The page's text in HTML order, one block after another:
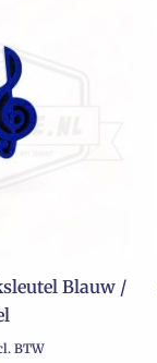
Blauw /
BTW